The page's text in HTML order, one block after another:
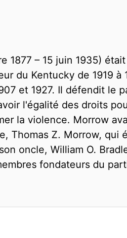
1877 – 15 juin 1935)
du Kentucky de 1919 à
et 1927. Il défendit le
l'égalité des droits
la violence. Morrow
Thomas Z. Morrow, qui
oncle, William O.
fondateurs du